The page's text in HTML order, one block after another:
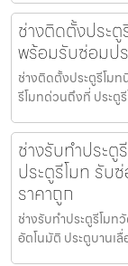
ช่างติดตั้งประ
พร้อมรับซ่อมป
ช่างติดตั้งประตูรีโม
รีโมทด่วนถึงที่ ประ
ช่างรับทำประตู
ประตูรีโมท รับ
ราคาถูก
ช่างรับทำประตูรีโมท
อัตโนมัติ ประตูบานเ